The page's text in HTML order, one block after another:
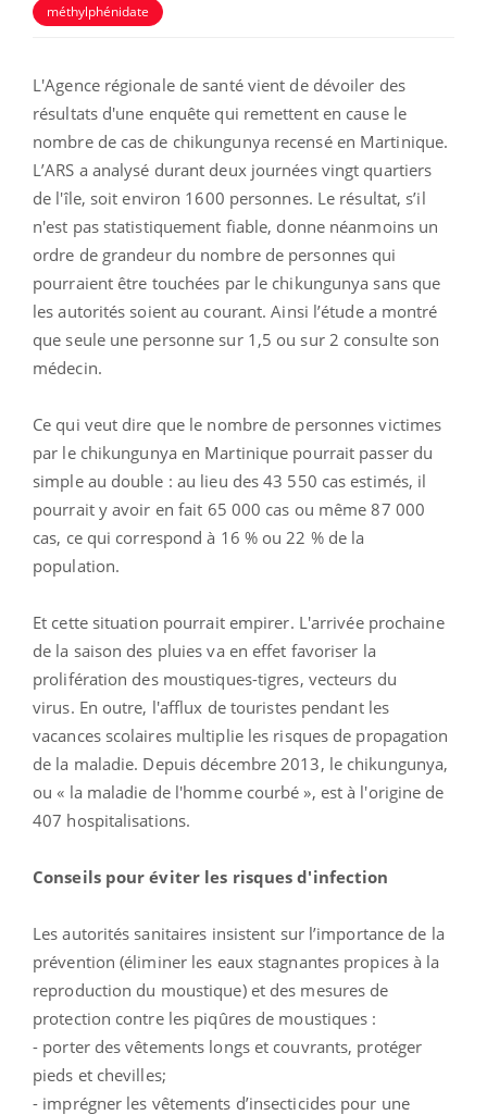
méthylphénidate
L'Agence régionale de santé vient de dévoiler des
résultats d'une enquête qui remettent en cause le
nombre de cas de chikungunya recensé en Martinique.
L’ARS a analysé durant deux journées vingt quartiers
de l'île, soit environ 1600 personnes. Le résultat, s’il
n'est pas statistiquement fiable, donne néanmoins un
ordre de grandeur du nombre de personnes qui
pourraient être touchées par le chikungunya sans que
les autorités soient au courant. Ainsi l’étude a montré
que seule une personne sur 1,5 ou sur 2 consulte son
médecin.
Ce qui veut dire que le nombre de personnes victimes
par le chikungunya en Martinique pourrait passer du
simple au double : au lieu des 43 550 cas estimés, il
pourrait y avoir en fait 65 000 cas ou même 87 000
cas, ce qui correspond à 16 % ou 22 % de la
population.
Et cette situation pourrait empirer. L'arrivée prochaine
de la saison des pluies va en effet favoriser la
prolifération des moustiques-tigres, vecteurs du
virus. En outre, l'afflux de touristes pendant les
vacances scolaires multiplie les risques de propagation
de la maladie. Depuis décembre 2013, le chikungunya,
ou « la maladie de l'homme courbé », est à l'origine de
407 hospitalisations.
Conseils pour éviter les risques d'infection
Les autorités sanitaires insistent sur l’importance de la
prévention (éliminer les eaux stagnantes propices à la
reproduction du moustique) et des mesures de
protection contre les piqûres de moustiques :
- porter des vêtements longs et couvrants, protéger
pieds et chevilles;
- imprégner les vêtements d’insecticides pour une